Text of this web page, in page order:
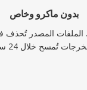
بدون ماكرو وخاص